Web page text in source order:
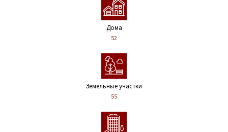
Дома
52
Земельные участки
55